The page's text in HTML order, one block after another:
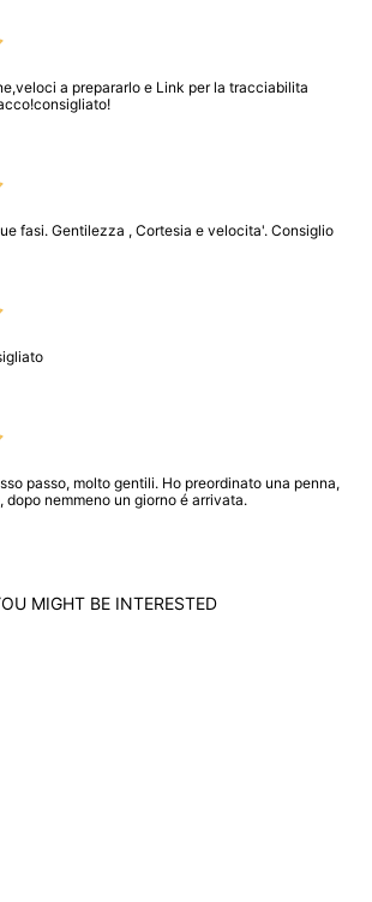
a prepararlo e Link per la tracciabilita
fasi. Gentilezza , Cortesia e velocita'. Consiglio
passo, molto gentili. Ho preordinato una penna,
nemmeno un giorno é arrivata.
MIGHT BE INTERESTED